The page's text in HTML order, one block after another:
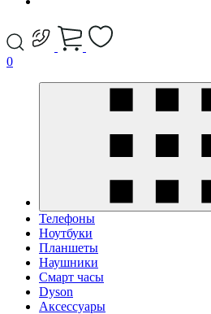
0
Телефоны
Ноутбуки
Планшеты
Наушники
Смарт часы
Dyson
Аксессуары